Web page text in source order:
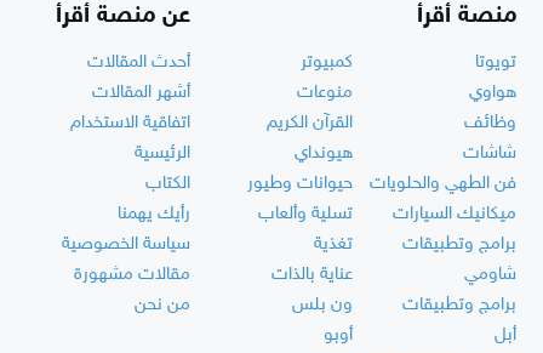
منصة أقرأ
تويوتا
كمبيوتر
هواوي
منوعات
وظائف
القرآن الكريم
شاشات
هيونداي
فن الطهي والحلويات
حيوانات وطيور
ميكانيك السيارات
تسلية وألعاب
برامج وتطبيقات
تغذية
شاومي
عناية بالذات
برامج وتطبيقات
ون بلس
أبل
أوبو
عن منصة أقرأ
أحدث المقالات
أشهر المقالات
اتفاقية الاستخدام
الرئيسية
الكتاب
رأيك يهمنا
سياسة الخصوصية
مقالات مشهورة
من نحن